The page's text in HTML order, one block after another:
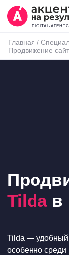
DIGITAL-
Главная /
Продвижение
Tildaв
Tilda — удобный
особенно среди